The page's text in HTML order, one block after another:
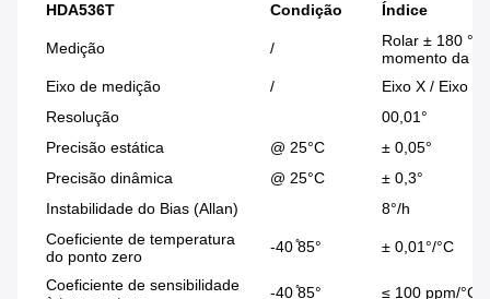
HDA536T Condição Índice
Medição /
Rolar ± 180 °,
momento da
Eixo de medição
/
Eixo X / Eixo Y
Resolução
00,01°
Precisão estática
@ 25°C
± 0,05°
Precisão dinâmica
@ 25°C
± 0,3°
Instabilidade do Bias (Allan)
8°/h
Coeficiente de temperatura
do ponto zero
-40 ̊85° ± 0,01°/°C
Coeficiente de sensibilidade
-40 ̊85° ≤ 100 ppm/°C